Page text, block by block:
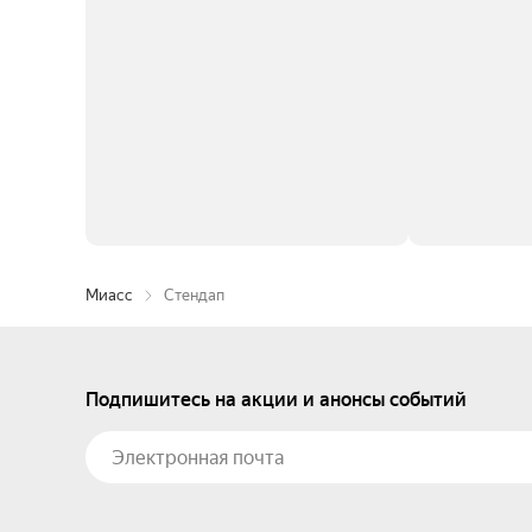
Миасс Стендап
Подпишитесь на акции и анонсы событий